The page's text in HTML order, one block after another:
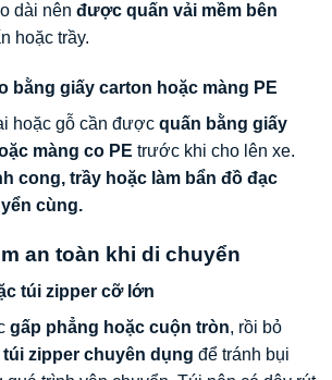
dài nên được quấn vải mềm bên
hoặc trầy.
bằng giấy carton hoặc màng PE
hoặc gỗ cần được quấn bằng giấy
màng co PE trước khi cho lên xe.
cong, trầy hoặc làm bẩn đồ đạc
cùng.
an toàn khi di chuyển
túi zipper cỡ lớn
gấp phẳng hoặc cuộn tròn, rồi bỏ
túi zipper chuyên dụng để tránh bụi